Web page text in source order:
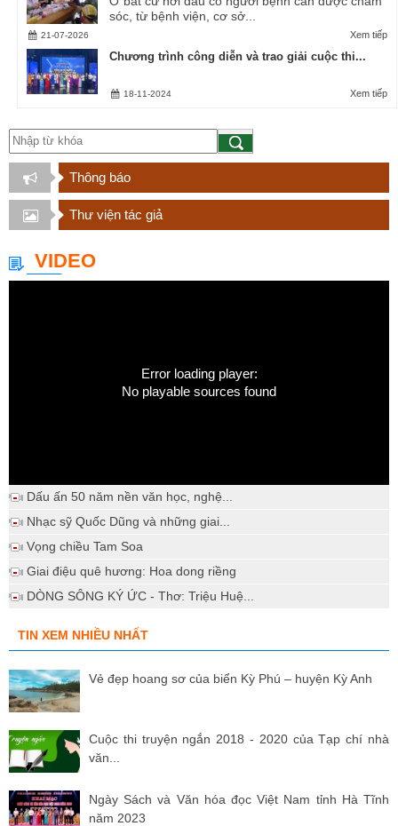
sóc, từ bệnh viện, cơ sở...
Xem tiếp
21-07-2026
Chương trình công diễn và trao giải cuộc thi...
Xem tiếp
18-11-2024
Thông báo
Thư viện tác giả
VIDEO
Error loading player:
No playable sources found
Dấu ấn 50 năm nền văn học, nghệ...
Nhạc sỹ Quốc Dũng và những giai...
Vọng chiều Tam Soa
Giai điệu quê hương: Hoa dong riềng
DÒNG SÔNG KÝ ỨC - Thơ: Triệu Huệ...
TIN XEM NHIỀU NHẤT
Vẻ đẹp hoang sơ của biển Kỳ Phú – huyện Kỳ Anh
Cuộc thi truyện ngắn 2018 - 2020 của Tạp chí nhà
văn...
Ngày Sách và Văn hóa đọc Việt Nam tỉnh Hà Tĩnh
năm 2023